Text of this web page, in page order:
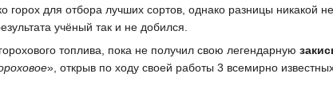
для отбора лучших сортов, однако разницы никакой не
учёный так и не добился.
топлива, пока не получил свою легендарную
», открыв по ходу своей работы 3 всемирно